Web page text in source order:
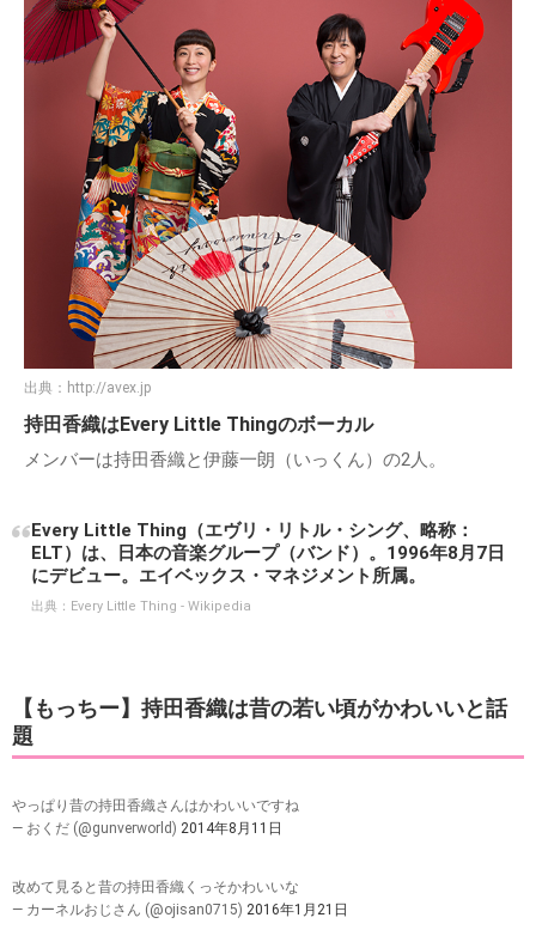
出典： http://avex.jp
持田香織はEvery Little Thingのボーカル
メンバーは持田香織と伊藤一朗（いっくん）の2人。
Every Little Thing（エヴリ・リトル・シング、略称：
ELT）は、日本の音楽グループ（バンド）。1996年8月7日
にデビュー。エイベックス・マネジメント所属。
出典： Every Little Thing - Wikipedia
【もっちー】持田香織は昔の若い頃がかわいいと話
題
やっぱり昔の持田香織さんはかわいいですね
— おくだ (@gunverworld) 2014年8月11日
改めて見ると昔の持田香織くっそかわいいな
— カーネルおじさん (@ojisan0715) 2016年1月21日